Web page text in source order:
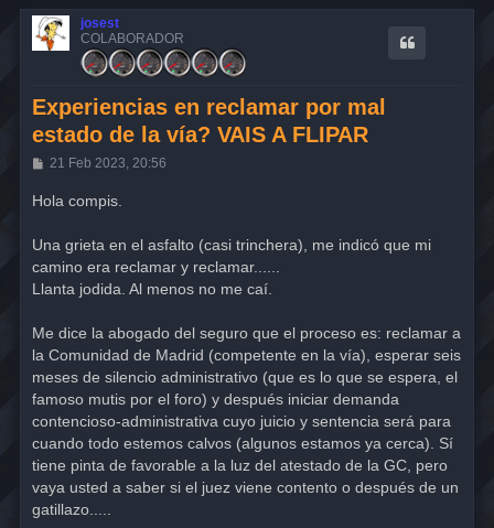
josest
COLABORADOR
Experiencias en reclamar por mal
estado de la vía? VAIS A FLIPAR
M
s
j
e
21 Feb 2023, 20:56
Hola compis.
Una grieta en el asfalto (casi trinchera), me indicó que mi
camino era reclamar y reclamar......
Llanta jodida. Al menos no me caí.
Me dice la abogado del seguro que el proceso es: reclamar a
la Comunidad de Madrid (competente en la vía), esperar seis
meses de silencio administrativo (que es lo que se espera, el
famoso mutis por el foro) y después iniciar demanda
contencioso-administrativa cuyo juicio y sentencia será para
cuando todo estemos calvos (algunos estamos ya cerca). Sí
tiene pinta de favorable a la luz del atestado de la GC, pero
vaya usted a saber si el juez viene contento o después de un
gatillazo.....